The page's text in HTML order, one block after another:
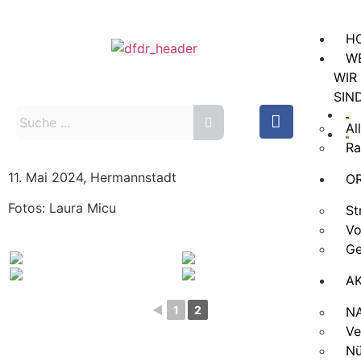
WIR
11. Mai 2024, Hermannstadt
Fotos: Laura Micu
◄ 1 2